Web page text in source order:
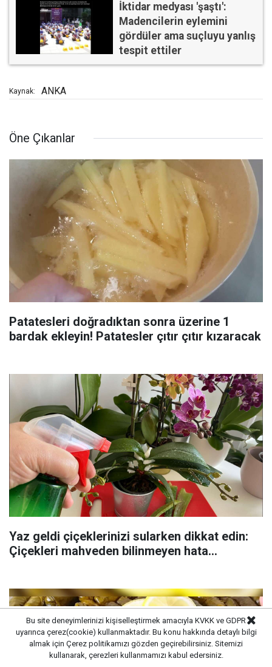
İktidar medyası 'şaştı':
Madencilerin eylemini
gördüler ama suçluyu yanlış
tespit ettiler
Kaynak: ANKA
Öne Çıkanlar
Patatesleri doğradıktan sonra üzerine 1
bardak ekleyin! Patatesler çıtır çıtır kızaracak
Yaz geldi çiçeklerinizi sularken dikkat edin:
Çiçekleri mahveden bilinmeyen hata...
Bu site deneyimlerinizi kişiselleştirmek amacıyla KVKK ve GDPR
uyarınca çerez(cookie) kullanmaktadır. Bu konu hakkında detaylı bilgi
almak için Çerez politikamızı gözden geçirebilirsiniz. Sitemizi
kullanarak, çerezleri kullanmamızı kabul edersiniz.